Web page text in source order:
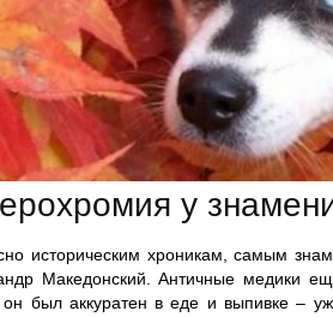
у
историческим хроникам, самым
Македонский. Античные медики
был аккуратен в еде и выпивке –